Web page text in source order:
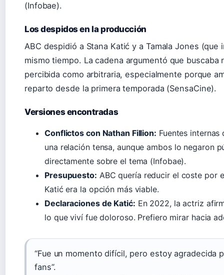
(Infobae).
Los despidos en la producción
ABC despidió a Stana Katić y a Tamala Jones
mismo tiempo. La cadena argumentó que
percibida como arbitraria, especialmente porque
reparto desde la primera temporada (SensaCine).
Versiones encontradas
Conflictos con Nathan Fillion: Fuentes
una relación tensa, aunque ambos lo negaron
directamente sobre el tema (Infobae).
Presupuesto: ABC quería reducir el coste por
Katić era la opción más viable.
Declaraciones de Katić: En 2022, la actriz
lo que viví fue doloroso. Prefiero mirar hacia
“Fue un momento difícil, pero estoy agradecida
fans”.